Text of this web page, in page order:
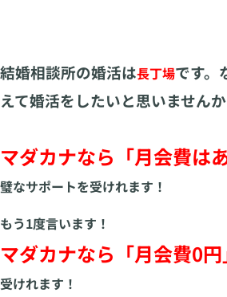
結婚相談所の婚活は長丁場です。
えて婚活をしたいと思いませんか
マダカナなら「月会費は
璧なサポートを受けれます！
もう1度言います！
マダカナなら「月会費0円
受けれます！